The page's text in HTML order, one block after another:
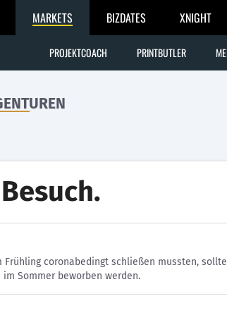
MARKETS BIZDATES XNIGHT
PROJEKTCOACH PRINTBUTLER
Frühling coronabedingt schließen mussten,
Sommer beworben werden.